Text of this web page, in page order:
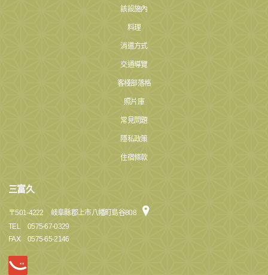
該設施內
料理
消遣方式
交通導覽
客棧部落格
照片庫
常見問題
隱私政策
住宿條款
三富久
〒501-4222
岐阜縣郡上市八幡町島谷808
TEL
0575-67-0329
FAX
0575-65-2146